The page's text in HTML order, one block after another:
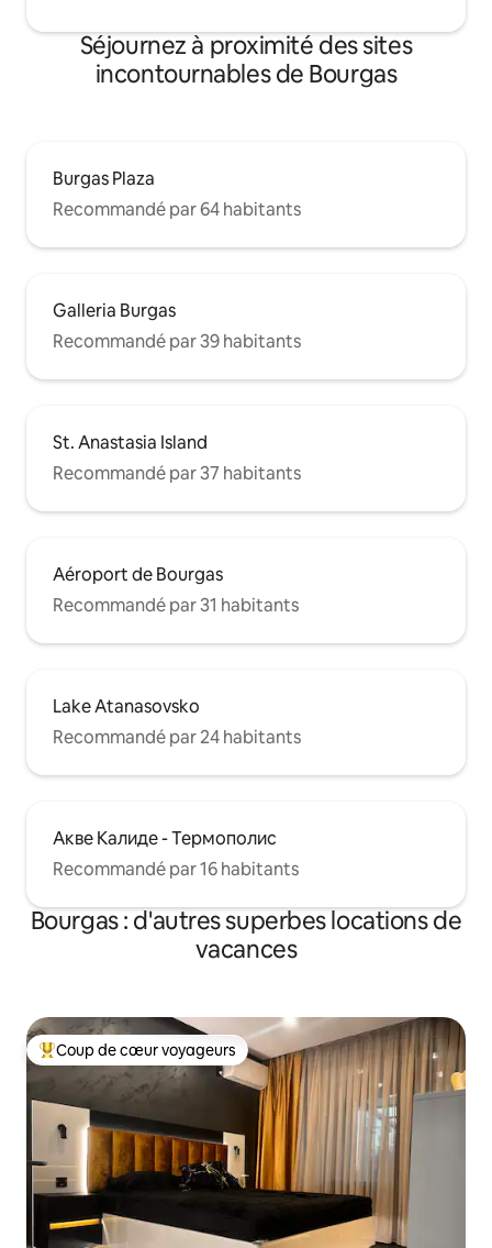
Séjournez à proximité des sites
incontournables de Bourgas
Burgas Plaza
Recommandé par 64 habitants
Galleria Burgas
Recommandé par 39 habitants
St. Anastasia Island
Recommandé par 37 habitants
Aéroport de Bourgas
Recommandé par 31 habitants
Lake Atanasovsko
Recommandé par 24 habitants
Акве Калиде - Термополис
Recommandé par 16 habitants
Bourgas : d'autres superbes locations de
vacances
Coups de cœur voyageurs les plus appréciés
Coup de cœur voyageurs